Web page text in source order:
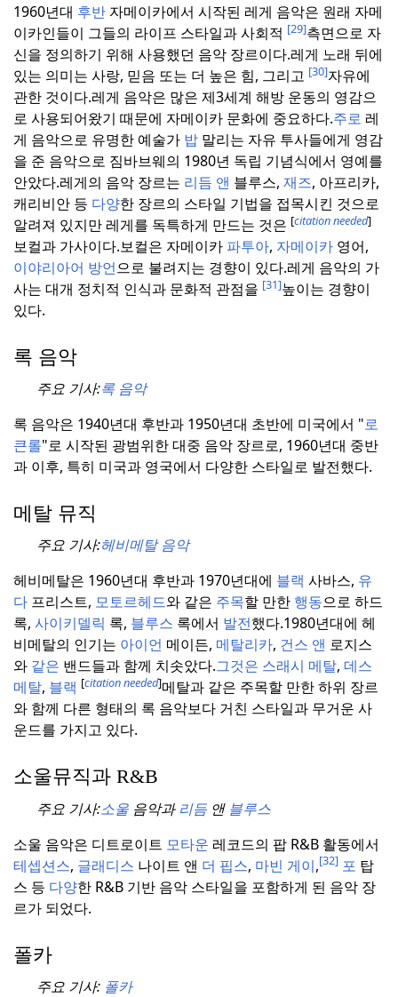
1960년대 후반 자메이카에서 시작된 레게 음악은 원래 자메
이카인들이 그들의 라이프 스타일과 사회적 [29]측면으로 자
신을 정의하기 위해 사용했던 음악 장르이다.레게 노래 뒤에
있는 의미는 사랑, 믿음 또는 더 높은 힘, 그리고 [30]자유에
관한 것이다.레게 음악은 많은 제3세계 해방 운동의 영감으
로 사용되어왔기 때문에 자메이카 문화에 중요하다.주로 레
게 음악으로 유명한 예술가 밥 말리는 자유 투사들에게 영감
을 준 음악으로 짐바브웨의 1980년 독립 기념식에서 영예를
안았다.레게의 음악 장르는 리듬 앤 블루스, 재즈, 아프리카,
캐리비안 등 다양한 장르의 스타일 기법을 접목시킨 것으로
알려져 있지만 레게를 독특하게 만드는 것은 [citation needed]
보컬과 가사이다.보컬은 자메이카 파투아, 자메이카 영어,
이야리아어 방언으로 불려지는 경향이 있다.레게 음악의 가
사는 대개 정치적 인식과 문화적 관점을 [31]높이는 경향이
있다.
록 음악
주요 기사:록 음악
록 음악은 1940년대 후반과 1950년대 초반에 미국에서 "로
큰롤"로 시작된 광범위한 대중 음악 장르로, 1960년대 중반
과 이후, 특히 미국과 영국에서 다양한 스타일로 발전했다.
메탈 뮤직
주요 기사:헤비메탈 음악
헤비메탈은 1960년대 후반과 1970년대에 블랙 사바스, 유
다 프리스트, 모토르헤드와 같은 주목할 만한 행동으로 하드
록, 사이키델릭 록, 블루스 록에서 발전했다.1980년대에 헤
비메탈의 인기는 아이언 메이든, 메탈리카, 건스 앤 로지스
와 같은 밴드들과 함께 치솟았다.그것은 스래시 메탈, 데스
메탈, 블랙 [citation needed]메탈과 같은 주목할 만한 하위 장르
와 함께 다른 형태의 록 음악보다 거친 스타일과 무거운 사
운드를 가지고 있다.
소울뮤직과 R&B
주요 기사:소울음악과 리듬앤 블루스
소울 음악은 디트로이트 모타운 레코드의 팝 R&B 활동에서
테셉션스, 글래디스 나이트 앤 더 핍스, 마빈 게이,[32] 포 탑
스 등 다양한 R&B 기반 음악 스타일을 포함하게 된 음악 장
르가 되었다.
폴카
주요 기사: 폴카